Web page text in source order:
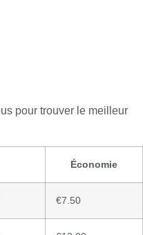
pour trouver le meilleur
Économie
€7.50